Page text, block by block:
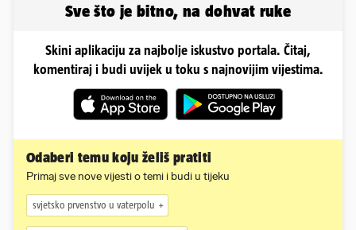
Sve što je bitno, na dohvat ruke
Skini aplikaciju za najbolje iskustvo portala. Čitaj,
komentiraj i budi uvijek u toku s najnovijim vijestima.
Odaberi temu koju želiš pratiti
Primaj sve nove vijesti o temi i budi u tijeku
svjetsko prvenstvo u vaterpolu